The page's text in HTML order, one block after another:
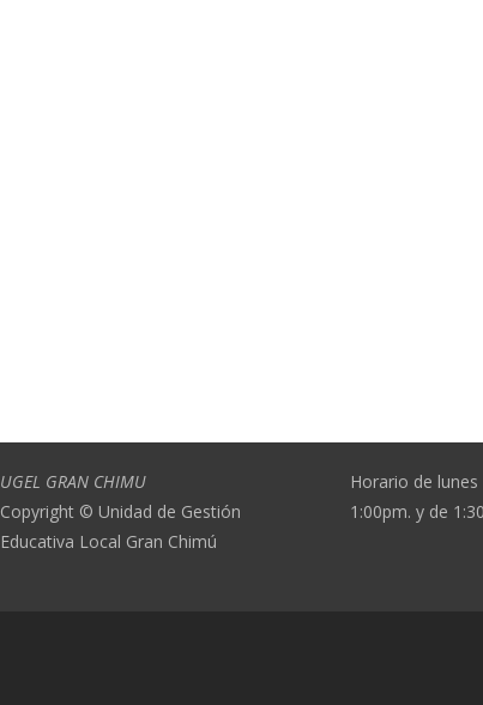
UGEL GRAN CHIMU
Copyright © Unidad de Gestión
Educativa Local Gran Chimú
Horario de
1:00pm. y de